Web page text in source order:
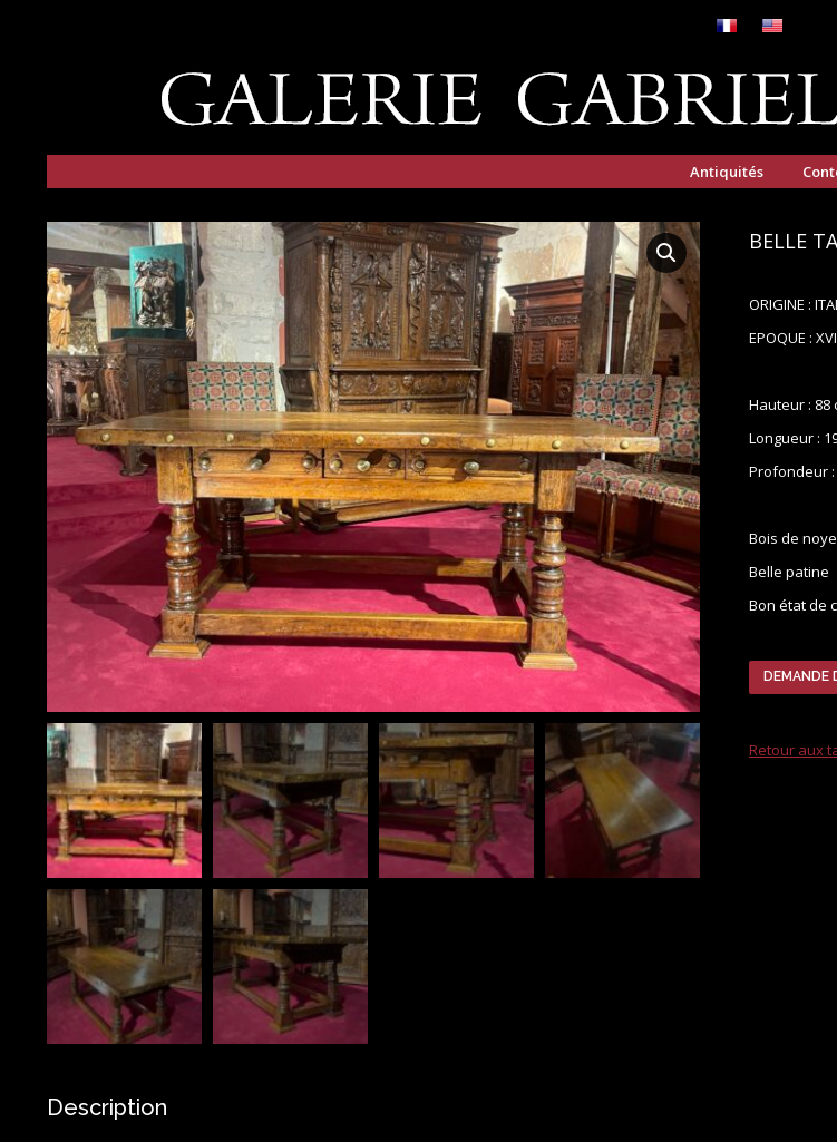
Antiquités
BELLE
ORIGINE :
EPOQUE :
Hauteur : 88
Longueur :
Profondeur :
Bois de
Belle patine
Bon état de
DEMANDE
Retour aux
Description